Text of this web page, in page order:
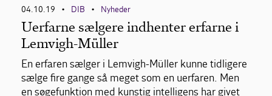
04.10.19 • DIB • Nyheder
Uerfarne sælgere indhenter erfarne i
Lemvigh-Müller
En erfaren sælger i Lemvigh-Müller kunne tidligere
sælge fire gange så meget som en uerfaren. Men
en søgefunktion med kunstig intelligens har givet